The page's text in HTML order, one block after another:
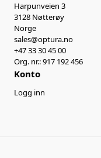
Harpunveien 3
3128 Nøtterøy
Norge
sales@optura.no
+47 33 30 45 00
Org. nr.: 917 192 456
Konto
Logg inn